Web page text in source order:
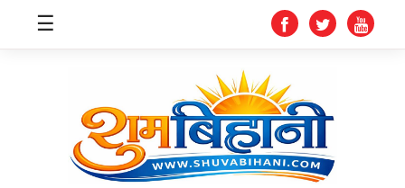
स्वास्थ्य
☰